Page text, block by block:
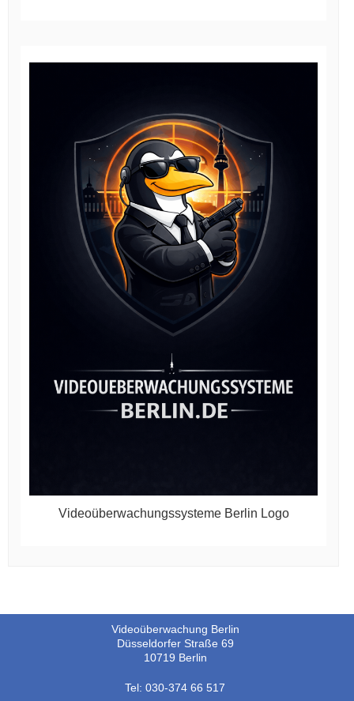
Videoüberwachungssysteme Berlin Logo
Videoüberwachung Berlin
Düsseldorfer Straße 69
10719 Berlin
Tel: 030-374 66 517